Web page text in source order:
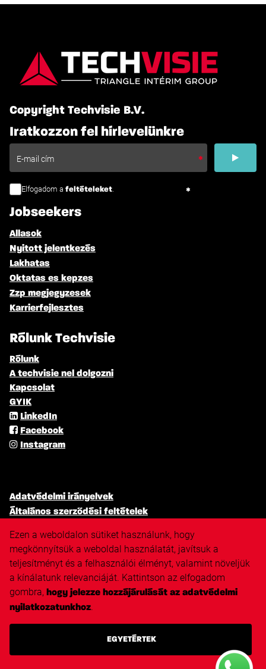
Copyright Techvisie B.V.
Iratkozzon fel hírlevelünkre
Elfogadom a feltételeket.
Jobseekers
Allasok
Nyitott jelentkezés
Lakhatas
Oktatas es kepzes
Zzp megjegyzesek
Karrierfejlesztes
Rólunk Techvisie
Rólunk
A techvisie nel dolgozni
Kapcsolat
GYIK
LinkedIn
Facebook
Instagram
Adatvédelmi irányelvek
Általános szerződési feltételek
Nyilatkozat
Triangle.nl
Techvisie.nl
Ezen a weboldalon sütiket használunk, hogy
megkönnyítsük a weboldal használatát, javítsuk a
teljesítményt és a felhasználói élményt, valamint növeljük
a kínálatunk relevanciáját. Kattintson az elfogadom
gombra, hogy jelezze hozzájárulását az adatvédelmi
nyilatkozatunkhoz.
EGYETÉRTEK